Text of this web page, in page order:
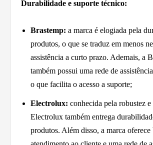
Durabilidade e suporte técnico:
Brastemp: a marca é elogiada pela
produtos, o que se traduz em menos
assistência a curto prazo. Ademais, a
também possui uma rede de
o que facilita o acesso a suporte;
Electrolux: conhecida pela robustez
Electrolux também entrega
produtos. Além disso, a marca oferece